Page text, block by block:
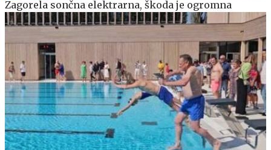
Zagorela sončna elektrarna, škoda je ogromna